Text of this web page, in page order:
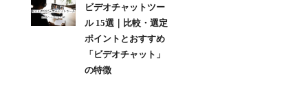
ビデオチャットツー
ル 15選｜比較・選定
ポイントとおすすめ
「ビデオチャット」
の特徴